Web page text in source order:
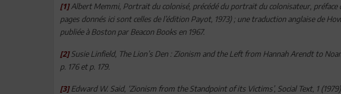
[1]Albert Memmi, Portrait du colonisé, précédé du portrait du colonisateur, préface
pages donnés ici sont celles de l’édition Payot, 1973) ; une traduction anglaise de
publiée à Boston par Beacon Books en 1967.
[2] Susie Linfield, The Lion’s Den : Zionism and the Left from Hannah Arendt to
p. 176 et p. 179.
[3]Edward W. Said, ‘Zionism from the Standpoint of its Victims’, Social Text, 1